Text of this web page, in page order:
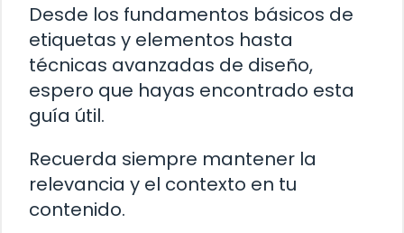
Desde los fundamentos básicos de
etiquetas y elementos hasta
técnicas avanzadas de diseño,
espero que hayas encontrado esta
guía útil.
Recuerda siempre mantener la
relevancia y el contexto en tu
contenido.